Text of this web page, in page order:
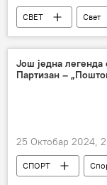
СВЕТ Свет
израелско-
Још једна легенда
Партизан –
25 Октобар 2024,
СПОРТ